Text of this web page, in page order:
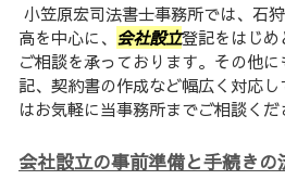
小笠原宏司法書士事務所では、石狩
高を中心に、 会社設立登記をはじめ
ご相談を承っております。その他
記、契約書の作成など幅広く対応
はお気軽に当事務所までご相談くだ
会社設立の事前準備と手続きの